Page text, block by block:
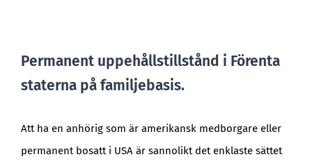
Permanent uppehållstillstånd i Förenta
staterna på familjebasis.
Att ha en anhörig som är amerikansk medborgare eller
permanent bosatt i USA är sannolikt det enklaste sättet